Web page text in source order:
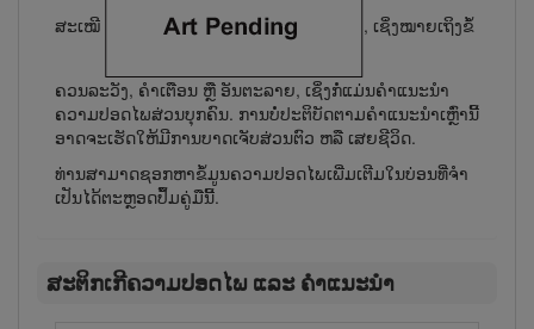
ສະເໝີ , ເຊິ່ງໝາຍເຖິງຂໍ້
ຄວນລະວັງ, ຄຳເຕືອນ ຫຼື ອັນຕະລາຍ, ເຊິ່ງ​ກໍ່​ແມ່ນຄຳແນະນຳ
ຄວາມປອດໄພສ່ວນບຸກຄົນ. ການບໍ່ປະຕິບັດຕາມຄຳແນະນຳເຫຼົ່ານີ້
ອາດຈະເຮັດໃຫ້ມີການບາດເຈັບສ່ວນຕົວ ຫລື ເສຍຊີວິດ.
ທ່ານ​ສາ​ມາດ​ຊອກຫາ​ຂໍ້​ມູນ​ຄວາມ​ປອດ​ໄພ​ເພີ່ມ​ເຕີມ​ໃນ​ບ່ອນ​ທີ່​ຈຳ​
ເປັນ​ໄດ້​ຕະ​ຫຼອດ​ປຶ້ມ​ຄູ່​ມື​ນີ້.
ສະຕິກເກີຄວາມປອດໄພ ແລະ ຄຳແນະນຳ